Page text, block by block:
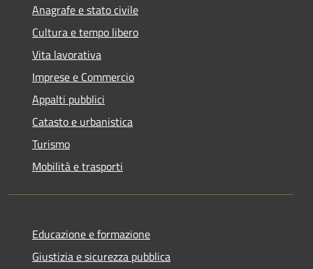
Anagrafe e stato civile
Cultura e tempo libero
Vita lavorativa
Imprese e Commercio
Appalti pubblici
Catasto e urbanistica
Turismo
Mobilità e trasporti
Educazione e formazione
Giustizia e sicurezza pubblica